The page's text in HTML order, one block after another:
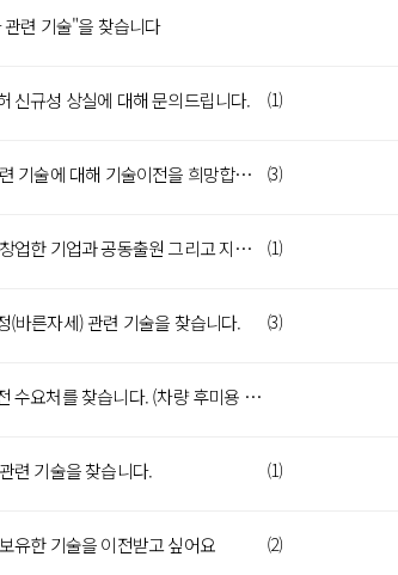
관련 기술"을 찾습니다
신규성 상실에 대해 문의드립니다. (1)
필터 관련 기술에 대해 기술이전을 희망합니다. (3)
교원이 창업한 기업과 공동출원 그리고 지분에 관한 문의 (1)
(바른자세) 관련 기술을 찾습니다. (3)
기술이전 수요처를 찾습니다. (차량 후미용 공기 정화장치)
련 기술을 찾습니다. (1)
유한 기술을 이전받고 싶어요 (2)